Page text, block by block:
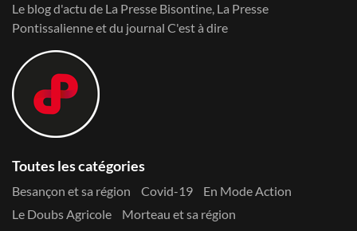
Le blog d'actu de La Presse Bisontine, La Presse
Pontissalienne et du journal C'est à dire
Toutes les catégories
Besançon et sa région Covid-19
En Mode Action
Le Doubs Agricole
Morteau et sa région